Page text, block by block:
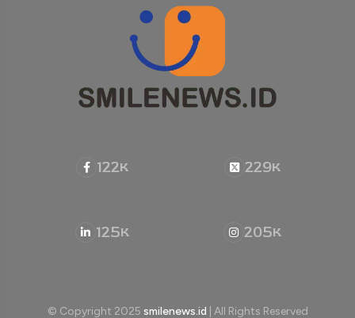
122K 229K
125K 205K
© Copyright 2025 smilenews.id | All Rights Reserved